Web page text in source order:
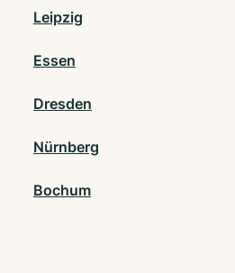
Leipzig
Essen
Dresden
Nürnberg
Bochum